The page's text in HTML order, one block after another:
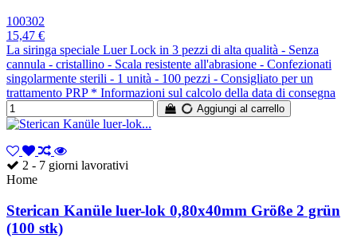
100302
15,47 €
La siringa speciale Luer Lock in 3 pezzi di alta qualità - Senza
cannula - cristallino - Scala resistente all'abrasione - Confezionati
singolarmente sterili - 1 unità - 100 pezzi - Consigliato per un
trattamento PRP * Informazioni sul calcolo della data di consegna
Aggiungi al carrello
2 - 7 giorni lavorativi
Home
Sterican Kanüle luer-lok 0,80x40mm Größe 2 grün
(100 stk)